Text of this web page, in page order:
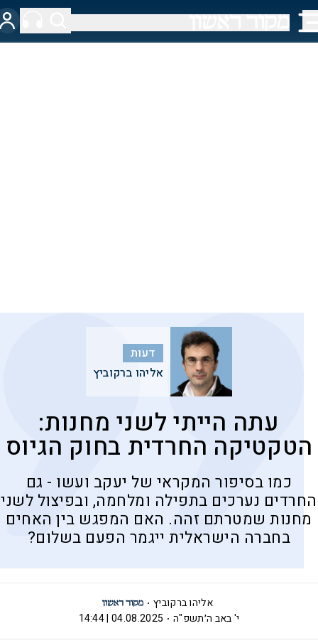
דעות
אליהו ברקוביץ
עתה הייתי לשני מחנות:
הטקטיקה החרדית בחוק הגיוס
כמו בסיפור המקראי של יעקב ועשו - גם
החרדים נערכים בתפילה ומלחמה, ובפיצול לשני
מחנות שמטרתם זהה. האם המפגש בין האחים
בחברה הישראלית ייגמר הפעם בשלום?
אליהו ברקוביץ
י' באב ה׳תשפ"ה
04.08.2025 | 14:44